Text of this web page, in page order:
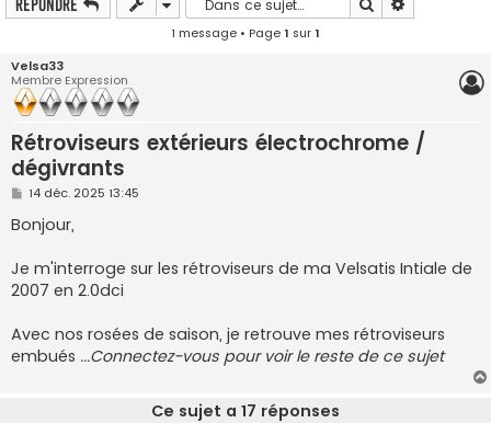
Répondre
1 message • Page1 sur1
Velsa33
Membre Expression
Rétroviseurs extérieurs électrochrome /
dégivrants
M
s
s
g
e
14 déc. 2025 13:45
Bonjour,
Je m'interroge sur les rétroviseurs de ma Velsatis Intiale de
2007 en 2.0dci
Avec nos rosées de saison, je retrouve mes rétroviseurs
embués ...Connectez-vous pour voir le reste de ce sujet
Ce sujet a 17 réponses